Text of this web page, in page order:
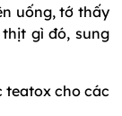
uống, tớ thấy
gì đó, sung
teatox cho các